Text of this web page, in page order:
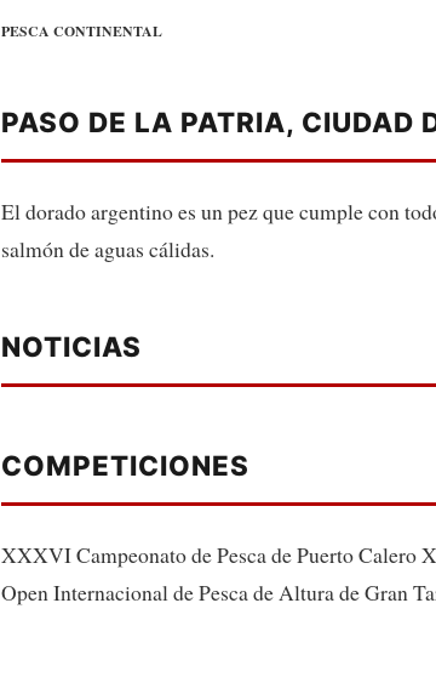
PESCA CONTINENTAL
PASO DE LA PATRIA, CIUDAD
El dorado argentino es un pez que cumple con
salmón de aguas cálidas.
NOTICIAS
COMPETICIONES
XXXVI Campeonato de Pesca de Puerto
Open Internacional de Pesca de Altura de Gran